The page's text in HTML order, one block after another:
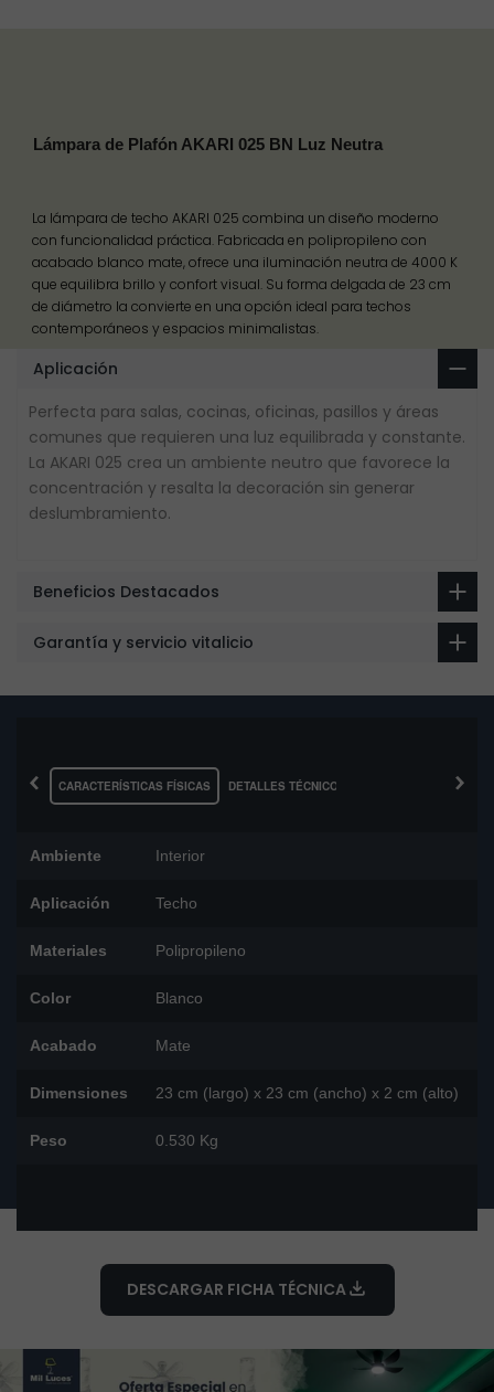
Lámpara de Plafón AKARI 025 BN Luz Neutra
La lámpara de techo AKARI 025 combina un diseño moderno
con funcionalidad práctica. Fabricada en polipropileno con
acabado blanco mate, ofrece una iluminación neutra de 4000 K
que equilibra brillo y confort visual. Su forma delgada de 23 cm
de diámetro la convierte en una opción ideal para techos
contemporáneos y espacios minimalistas.
Aplicación
Perfecta para salas, cocinas, oficinas, pasillos y áreas
comunes que requieren una luz equilibrada y constante.
La AKARI 025 crea un ambiente neutro que favorece la
concentración y resalta la decoración sin generar
deslumbramiento.
Beneficios Destacados
Garantía y servicio vitalicio
‹ CARACTERÍSTICAS FÍSICAS DETALLES TÉCNICOS ›
Ambiente Interior
Aplicación Techo
Materiales Polipropileno
Color Blanco
Acabado Mate
Dimensiones 23 cm (largo) x 23 cm (ancho) x 2 cm (alto)
Peso 0.530 Kg
DESCARGAR FICHA TÉCNICA